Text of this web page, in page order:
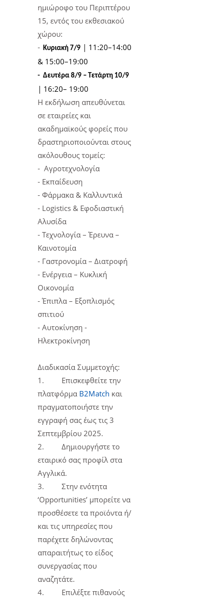
ημιώροφο του Περιπτέρου
15, εντός του εκθεσιακού
χώρου:
- Κυριακή 7/9 | 11:20–14:00
& 15:00–19:00
- Δευτέρα 8/9 – Τετάρτη 10/9
| 16:20– 19:00
Η εκδήλωση απευθύνεται
σε εταιρείες και
ακαδημαϊκούς φορείς που
δραστηριοποιούνται στους
ακόλουθους τομείς:
- Αγροτεχνολογία
- Εκπαίδευση
- Φάρμακα & Καλλυντικά
- Logistics & Εφοδιαστική
Αλυσίδα
- Τεχνολογία – Έρευνα –
Καινοτομία
- Γαστρονομία – Διατροφή
- Ενέργεια – Κυκλική
Οικονομία
- Έπιπλα – Εξοπλισμός
σπιτιού
- Αυτοκίνηση -
Ηλεκτροκίνηση
Διαδικασία Συμμετοχής:
1.
Επισκεφθείτε την
πλατφόρμα B2Match και
πραγματοποιήστε την
εγγραφή σας έως τις 3
Σεπτεμβρίου 2025.
2.
Δημιουργήστε το
εταιρικό σας προφίλ στα
Αγγλικά.
3.
Στην ενότητα
‘Opportunities’ μπορείτε να
προσθέσετε τα προϊόντα ή/
και τις υπηρεσίες που
παρέχετε δηλώνοντας
απαραιτήτως το είδος
συνεργασίας που
αναζητάτε.
4.
Επιλέξτε πιθανούς